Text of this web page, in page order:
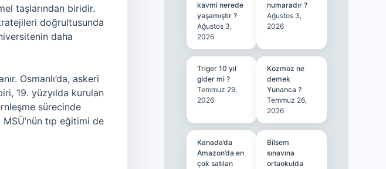
taşlarından biridir.
doğrultusunda
daha
Osmanlı’da, askeri
19. yüzyılda kurulan
sürecinde
tıp eğitimi de
kavmi nerede
yaşamıştır ?
Ağustos 3,
2026
numaradır ?
Ağustos 3,
2026
Triger 10 yıl
gider mi ?
Temmuz 29,
2026
Kozmoz ne
demek
Yunanca ?
Temmuz 26,
2026
Kanada’da
Amazon’da en
çok satılan
Bilsem
sınavına
ortaokulda